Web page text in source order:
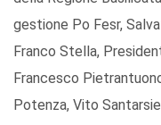
gestione Po Fesr,
Franco Stella,
Francesco
Potenza, Vito